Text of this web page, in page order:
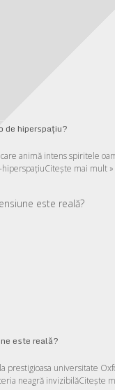
de hiperspaţiu?
animă intens spiritele
Citește mai mult »
este reală?
prestigioasa universitate
neagră invizibilăCitește